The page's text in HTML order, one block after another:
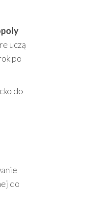
uczą
po
do
do